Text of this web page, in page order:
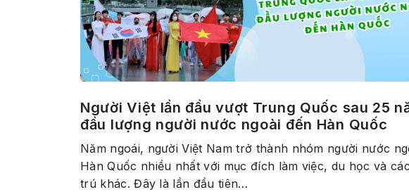
Người Việt lần đầu vượt Trung Quốc sau 25
đầu lượng người nước ngoài đến Hàn Quốc
Năm ngoái, người Việt Nam trở thành nhóm người nước
Hàn Quốc nhiều nhất với mục đích làm việc, du học và
trú khác. Đây là lần đầu tiên…